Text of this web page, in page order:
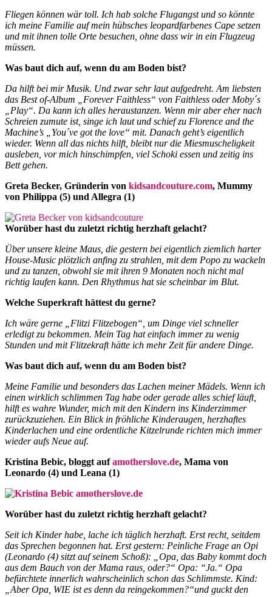
Fliegen können wär toll. Ich hab solche Flugangst und so könnte
ich meine Familie auf mein hübsches leopardfarbenes Cape setzen
und mit ihnen tolle Orte besuchen, ohne dass wir in ein Flugzeug
müssen.
Was baut dich auf, wenn du am Boden bist?
Da hilft bei mir Musik. Und zwar sehr laut aufgedreht. Am liebsten
das Best of-Album „Forever Faithless“ von Faithless oder Moby´s
„Play“. Da kann ich alles heraustanzen. Wenn mir aber eher nach
Schreien zumute ist, singe ich laut und schief zu Florence and the
Machine’s „You´ve got the love“ mit. Danach geht’s eigentlich
wieder. Wenn all das nichts hilft, bleibt nur die Miesmuscheligkeit
ausleben, vor mich hinschimpfen, viel Schoki essen und zeitig ins
Bett gehen.
Greta Becker, Gründerin von kidsandcouture.com, Mummy
von Philippa (5) und Allegra (1)
Worüber hast du zuletzt richtig herzhaft gelacht?
Über unsere kleine Maus, die gestern bei eigentlich ziemlich harter
House-Music plötzlich anfing zu strahlen, mit dem Popo zu wackeln
und zu tanzen, obwohl sie mit ihren 9 Monaten noch nicht mal
richtig laufen kann. Den Rhythmus hat sie scheinbar im Blut.
Welche Superkraft hättest du gerne?
Ich wäre gerne „Flitzi Flitzebogen“, um Dinge viel schneller
erledigt zu bekommen. Mein Tag hat einfach immer zu wenig
Stunden und mit Flitzekraft hätte ich mehr Zeit für andere Dinge.
Was baut dich auf, wenn du am Boden bist?
Meine Familie und besonders das Lachen meiner Mädels. Wenn ich
einen wirklich schlimmen Tag habe oder gerade alles schief läuft,
hilft es wahre Wunder, mich mit den Kindern ins Kinderzimmer
zurückzuziehen. Ein Blick in fröhliche Kinderaugen, herzhaftes
Kinderlachen und eine ordentliche Kitzelrunde richten mich immer
wieder aufs Neue auf.
Kristina Bebic, bloggt aufamotherslove.de, Mama von
Leonardo (4) und Leana (1)
Worüber hast du zuletzt richtig herzhaft gelacht?
Seit ich Kinder habe, lache ich täglich herzhaft. Erst recht, seitdem
das Sprechen begonnen hat. Erst gestern: Peinliche Frage an Opi
(Leonardo (4) sitzt auf seinem Schoß): „Opa, das Baby kommt doch
aus dem Bauch von der Mama raus, oder?“ Opa: “Ja.“ Opa
befürchtete innerlich wahrscheinlich schon das Schlimmste. Kind:
„Aber Opa, WIE ist es denn da reingekommen?“und guckt den